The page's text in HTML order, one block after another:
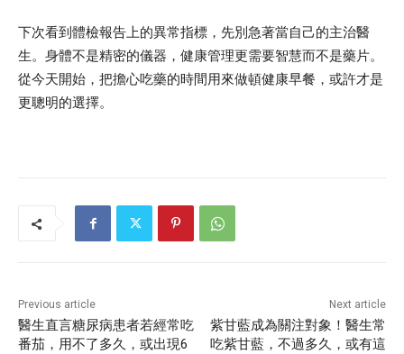
下次看到體檢報告上的異常指標，先別急著當自己的主治醫
生。身體不是精密的儀器，健康管理更需要智慧而不是藥片。
從今天開始，把擔心吃藥的時間用來做頓健康早餐，或許才是
更聰明的選擇。
Previous article
醫生直言糖尿病患者若經常吃
番茄，用不了多久，或出現6
Next article
紫甘藍成為關注對象！醫生常
吃紫甘藍，不過多久，或有這